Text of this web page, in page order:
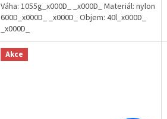
Váha: 1055g_x000D_ _x000D_ Materiál: nylon
600D_x000D_ _x000D_ Objem: 40l_x000D_
_x000D_
Akce